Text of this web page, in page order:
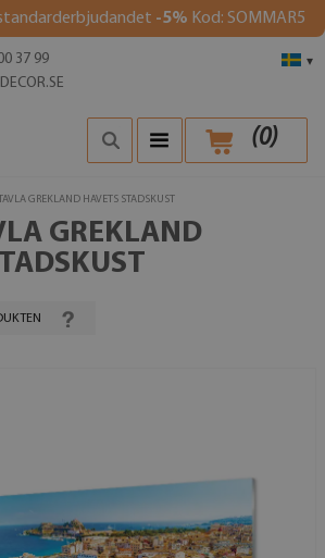
-5% Kod: SOMMAR5
▾
37 99
(0)
GREKLAND HAVETS STADSKUST
GREKLAND